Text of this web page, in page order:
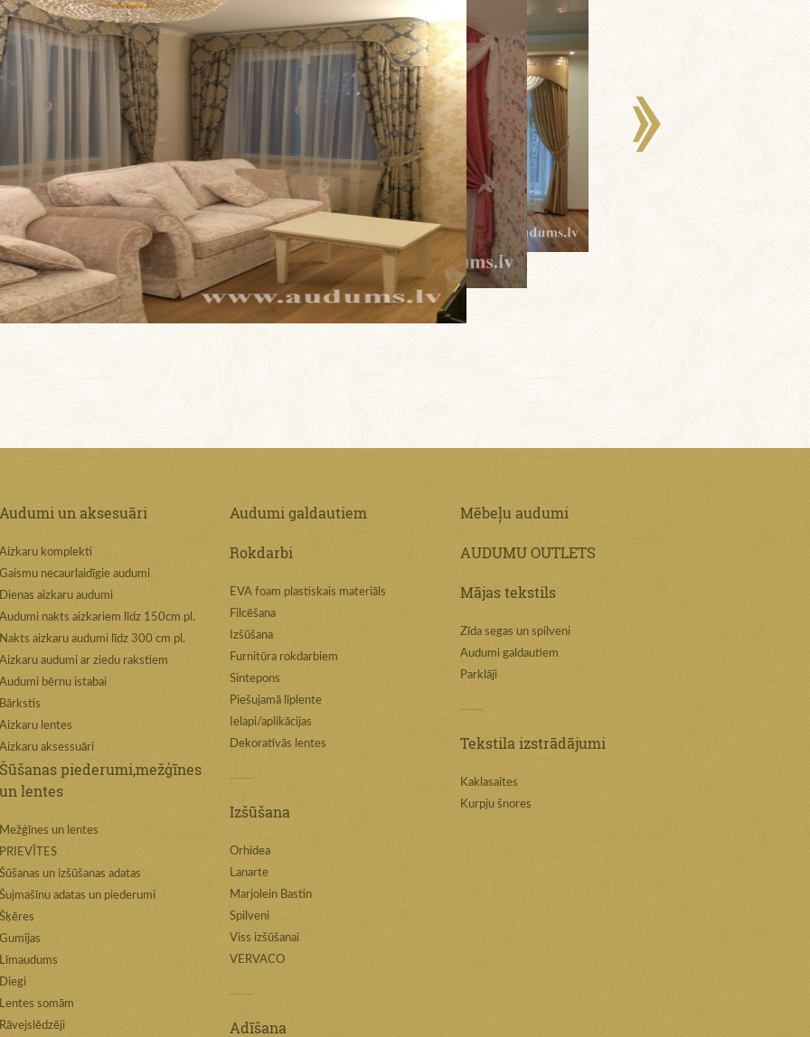
Audumi un aksesuāri
Aizkaru komplekti
Gaismu necaurlaidīgie audumi
Dienas aizkaru audumi
Audumi nakts aizkariem līdz 150cm pl.
Nakts aizkaru audumi līdz 300 cm pl.
Aizkaru audumi ar ziedu rakstiem
Audumi bērnu istabai
Bārkstis
Aizkaru lentes
Aizkaru aksessuāri
Šūšanas piederumi,mežģīnes
un lentes
Mežģīnes un lentes
PRIEVĪTES
Šūšanas un izšūšanas adatas
Šujmašīnu adatas un piederumi
Šķēres
Gumijas
Līmaudums
Diegi
Lentes somām
Rāvejslēdzēji
Audumi galdautiem
Rokdarbi
EVA foam plastiskais materiāls
Filcēšana
Izšūšana
Furnitūra rokdarbiem
Sintepons
Piešujamā līplente
Ielapi/aplikācijas
Dekoratīvās lentes
Izšūšana
Orhidea
Lanarte
Marjolein Bastin
Spilveni
Viss izšūšanai
VERVACO
Adīšana
Mēbeļu audumi
AUDUMU OUTLETS
Mājas tekstils
Zīda segas un spilveni
Audumi galdautiem
Parklāji
Tekstila izstrādājumi
Kaklasaites
Kurpju šnores